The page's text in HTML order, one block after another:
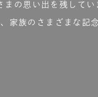
まの思い出を残してい
家族のさまざまな記